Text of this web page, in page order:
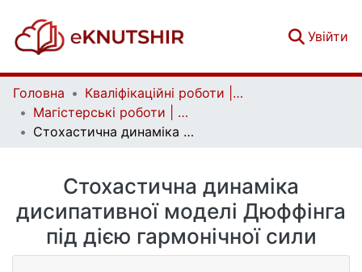
Увійти
Головна
Кваліфікаційні роботи | Qualifying works
Магістерські роботи | Master's theses
Стохастична динаміка дисипативної моделі Дюффінга під дією гармонічної сили
Стохастична динаміка
дисипативної моделі Дюффінга
під дією гармонічної сили